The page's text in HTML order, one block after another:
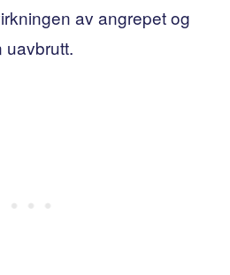
av angrepet og
uavbrutt.